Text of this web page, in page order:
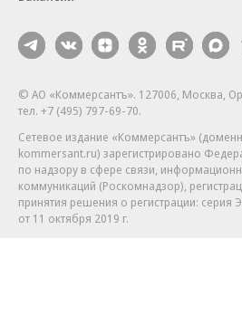
© АО «Коммерсантъ». 127006, Москва,
тел. +7 (495) 797-69-70.
Сетевое издание «Коммерсантъ»
kommersant.ru) зарегистрировано
по надзору в сфере связи,
коммуникаций (Роскомнадзор),
принятия решения о регистрации: серия
от 11 октября 2019 г.